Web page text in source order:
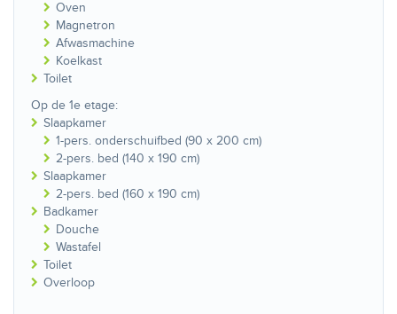
Oven
Magnetron
Afwasmachine
Koelkast
Toilet
Op de 1e etage:
Slaapkamer
1-pers. onderschuifbed (90 x 200 cm)
2-pers. bed (140 x 190 cm)
Slaapkamer
2-pers. bed (160 x 190 cm)
Badkamer
Douche
Wastafel
Toilet
Overloop